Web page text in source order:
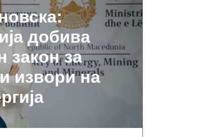
добива
закон за
извори на